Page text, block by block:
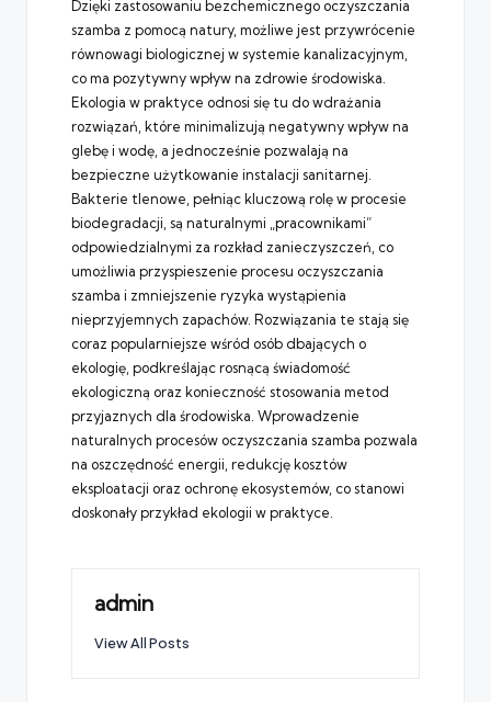
Dzięki zastosowaniu bezchemicznego oczyszczania
szamba z pomocą natury, możliwe jest przywrócenie
równowagi biologicznej w systemie kanalizacyjnym,
co ma pozytywny wpływ na zdrowie środowiska.
Ekologia w praktyce odnosi się tu do wdrażania
rozwiązań, które minimalizują negatywny wpływ na
glebę i wodę, a jednocześnie pozwalają na
bezpieczne użytkowanie instalacji sanitarnej.
Bakterie tlenowe, pełniąc kluczową rolę w procesie
biodegradacji, są naturalnymi „pracownikami”
odpowiedzialnymi za rozkład zanieczyszczeń, co
umożliwia przyspieszenie procesu oczyszczania
szamba i zmniejszenie ryzyka wystąpienia
nieprzyjemnych zapachów. Rozwiązania te stają się
coraz popularniejsze wśród osób dbających o
ekologię, podkreślając rosnącą świadomość
ekologiczną oraz konieczność stosowania metod
przyjaznych dla środowiska. Wprowadzenie
naturalnych procesów oczyszczania szamba pozwala
na oszczędność energii, redukcję kosztów
eksploatacji oraz ochronę ekosystemów, co stanowi
doskonały przykład ekologii w praktyce.
admin
View All Posts